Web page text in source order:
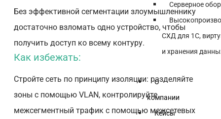
Серверное
СХД для 1С,
и хранения
О
компании
Кейсы
Без эффективной сегментации злоумышленнику
достаточно взломать одно устройство, чтобы
получить доступ ко всему контуру.
Как избежать:
Стройте сеть по принципу изоляции: разделяйте
зоны с помощью VLAN, контролируйте
межсегментный трафик с помощью межсетевых